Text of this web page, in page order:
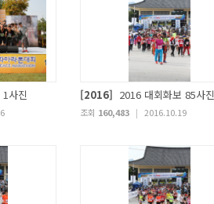
사진 [2016] 2016 대회화보 85사진
조회 160,483 | 2016.10.19